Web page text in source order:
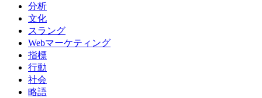
分析
文化
スラング
Webマーケティング
指標
行動
社会
略語